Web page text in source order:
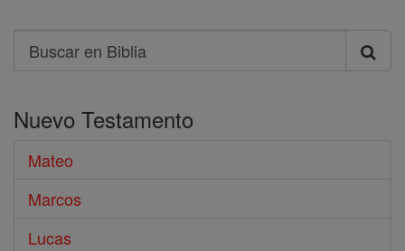
Search
Buscar
Biblia
Nuevo Testamento
Mateo
Marcos
Lucas